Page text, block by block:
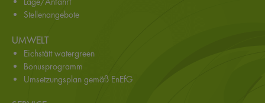
Stellenangebote
UMWELT
Eichstätt watergreen
Bonusprogramm
Umsetzungsplan gemäß EnEfG